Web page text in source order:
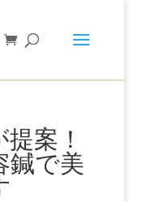
案！
鍼で美